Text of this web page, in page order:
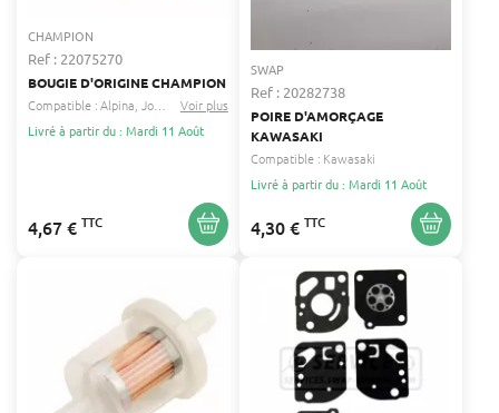
CHAMPION
Ref : 22075270
BOUGIE D'ORIGINE CHAMPION
Compatible :Alpina John deere ...
Voir plus
Livré à partir du : Mardi 11 Août
4,67 € TTC
SWAP
Ref : 20282738
POIRE D'AMORÇAGE
KAWASAKI
Compatible : Kawasaki
Livré à partir du : Mardi 11 Août
4,30 € TTC